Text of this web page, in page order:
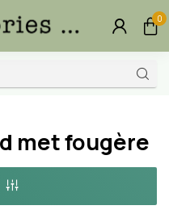
0
met fougère